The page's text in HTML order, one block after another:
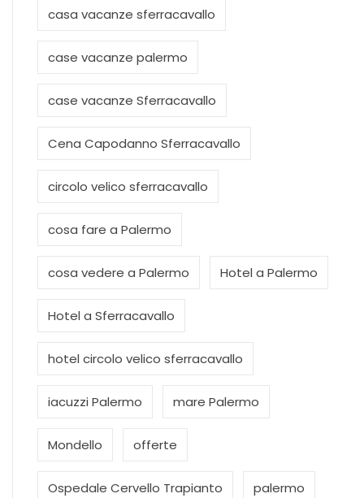
casa vacanze sferracavallo
case vacanze palermo
case vacanze Sferracavallo
Cena Capodanno Sferracavallo
circolo velico sferracavallo
cosa fare a Palermo
cosa vedere a Palermo Hotel a Palermo
Hotel a Sferracavallo
hotel circolo velico sferracavallo
iacuzzi Palermo mare Palermo
Mondello offerte
Ospedale Cervello Trapianto palermo